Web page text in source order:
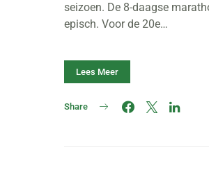
seizoen. De 8-daagse
episch. Voor de 20e…
Lees Meer
Share